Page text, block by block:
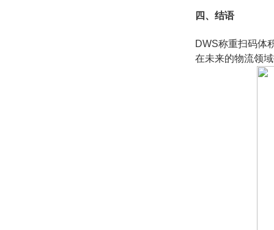
四、结语
DWS称重扫码体
在未来的物流领